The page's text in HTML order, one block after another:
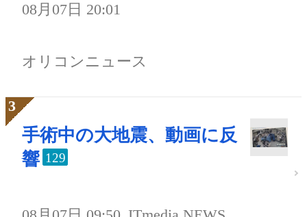
08月07日 20:01
オリコンニュース
手術中の大地震、動画に反
響 129